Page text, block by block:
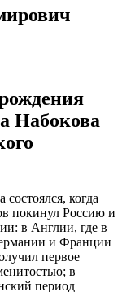
Набокова
когда
покинул Россию и
в Англии, где в
и Франции
первое
в
период